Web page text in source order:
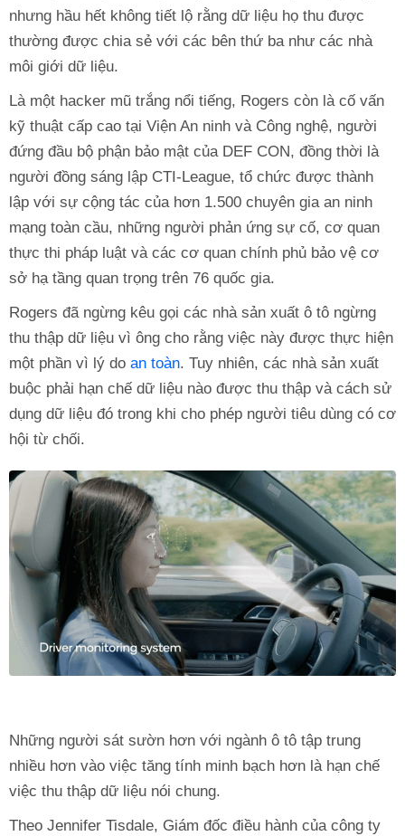
nhưng hầu hết không tiết lộ rằng dữ liệu họ thu được
thường được chia sẻ với các bên thứ ba như các nhà
môi giới dữ liệu.
Là một hacker mũ trắng nổi tiếng, Rogers còn là cố vấn
kỹ thuật cấp cao tại Viện An ninh và Công nghệ, người
đứng đầu bộ phận bảo mật của DEF CON, đồng thời là
người đồng sáng lập CTI-League, tổ chức được thành
lập với sự cộng tác của hơn 1.500 chuyên gia an ninh
mạng toàn cầu, những người phản ứng sự cố, cơ quan
thực thi pháp luật và các cơ quan chính phủ bảo vệ cơ
sở hạ tầng quan trọng trên 76 quốc gia.
Rogers đã ngừng kêu gọi các nhà sản xuất ô tô ngừng
thu thập dữ liệu vì ông cho rằng việc này được thực hiện
một phần vì lý do an toàn. Tuy nhiên, các nhà sản xuất
buộc phải hạn chế dữ liệu nào được thu thập và cách sử
dụng dữ liệu đó trong khi cho phép người tiêu dùng có cơ
hội từ chối.
Những người sát sườn hơn với ngành ô tô tập trung
nhiều hơn vào việc tăng tính minh bạch hơn là hạn chế
việc thu thập dữ liệu nói chung.
Theo Jennifer Tisdale, Giám đốc điều hành của công ty